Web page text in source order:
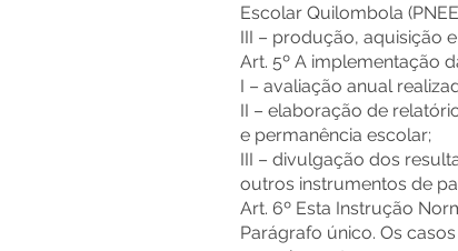
Escolar Quilombola
III – produção, aquisição
Art. 5º A implementação
I – avaliação anual
II – elaboração de
e permanência escolar;
III – divulgação dos
outros instrumentos de
Art. 6º Esta Instrução
Parágrafo único. Os